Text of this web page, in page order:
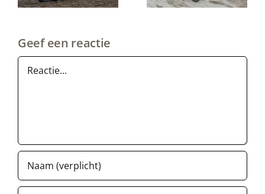
Geef een reactie
Reactie